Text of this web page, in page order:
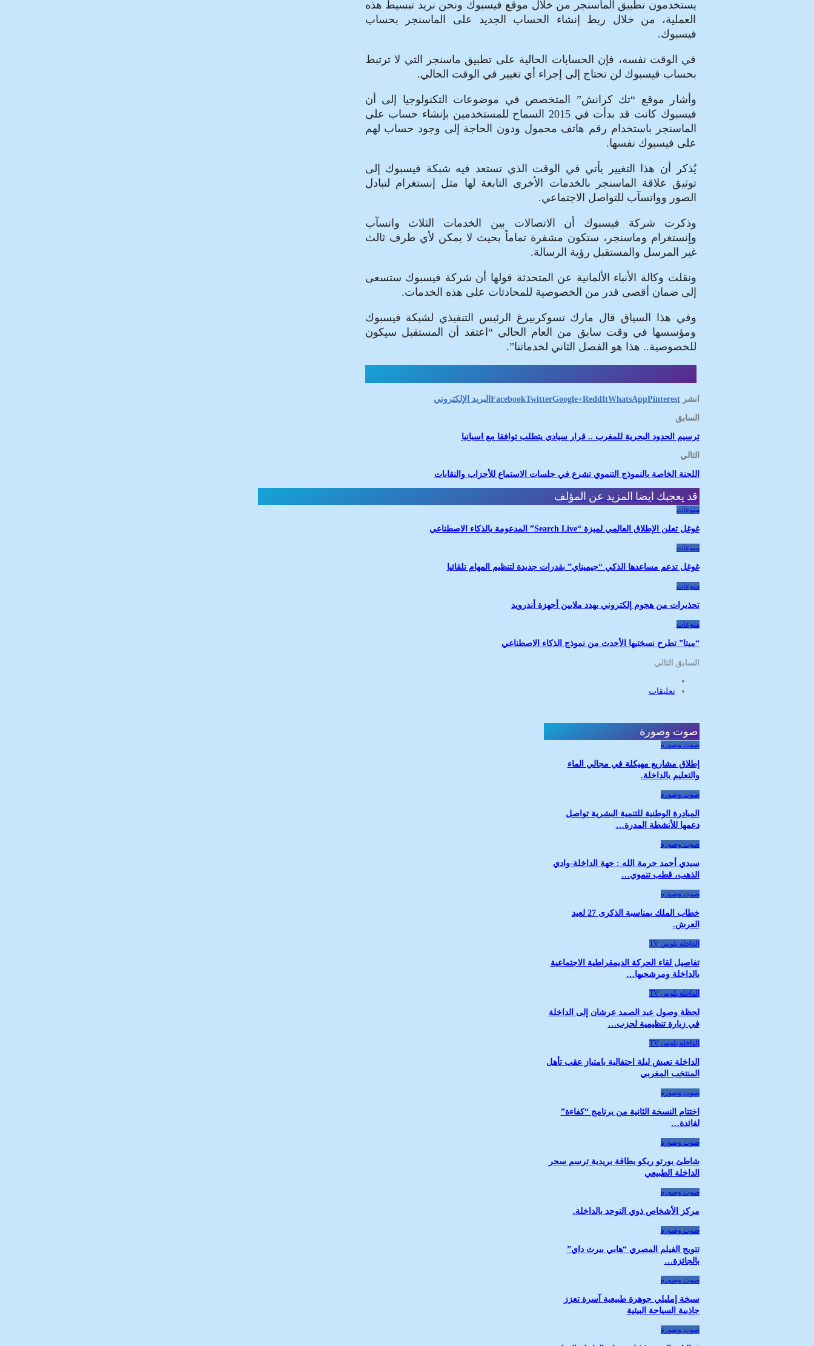
يستخدمون تطبيق الماسنجر من خلال موقع فيسبوك ونحن نريد تبسيط هذه
العملية، من خلال ربط إنشاء الحساب الجديد على الماسنجر بحساب
فيسبوك.
في الوقت نفسه، فإن الحسابات الحالية على تطبيق ماسنجر التي لا ترتبط
بحساب فيسبوك لن تحتاج إلى إجراء أي تغيير في الوقت الحالي.
وأشار موقع “تك كرانش” المتخصص في موضوعات التكنولوجيا إلى أن
فيسبوك كانت قد بدأت في 2015 السماح للمستخدمين بإنشاء حساب على
الماسنجر باستخدام رقم هاتف محمول ودون الحاجة إلى وجود حساب لهم
على فيسبوك نفسها.
يُذكر أن هذا التغيير يأتي في الوقت الذي تستعد فيه شبكة فيسبوك إلى
توثيق علاقة الماسنجر بالخدمات الأخرى التابعة لها مثل إنستغرام لتبادل
الصور وواتسآب للتواصل الاجتماعي.
وذكرت شركة فيسبوك أن الاتصالات بين الخدمات الثلاث واتسآب
وإنستغرام وماسنجر، ستكون مشفرة تماماً بحيث لا يمكن لأي طرف ثالث
غير المرسل والمستقبل رؤية الرسالة.
ونقلت وكالة الأنباء الألمانية عن المتحدثة قولها أن شركة فيسبوك ستسعى
إلى ضمان أقصى قدر من الخصوصية للمحادثات على هذه الخدمات.
وفي هذا السياق قال مارك تسوكربيرغ الرئيس التنفيذي لشبكة فيسبوك
ومؤسسها في وقت سابق من العام الحالي “اعتقد أن المستقبل سيكون
للخصوصية.. هذا هو الفصل الثاني لخدماتنا”.
انشر FacebookTwitterGoogle+ReddItWhatsAppPinterest البريد الإلكتروني
السابق
ترسيم الحدود البحرية للمغرب .. قرار سيادي يتطلب توافقا مع اسبانيا
التالي
اللجنة الخاصة بالنموذج التنموي تشرع في جلسات الاستماع للأحزاب والنقابات
قد يعجبك ايضا المزيد عن المؤلف
منوعات
غوغل تعلن الإطلاق العالمي لميزة “Search Live” المدعومة بالذكاء الاصطناعي
منوعات
غوغل تدعم مساعدها الذكي “جيميناي” بقدرات جديدة لتنظيم المهام تلقائيا
منوعات
تحذيرات من هجوم إلكتروني يهدد ملايين أجهزة أندرويد
منوعات
“ميتا” تطرح نسختيها الأحدث من نموذج الذكاء الاصطناعي
السابق التالي
تعليقات
صوت وصورة
صوت وصورة
إطلاق مشاريع مهيكلة في مجالي الماء
والتعليم بالداخلة.
صوت وصورة
المبادرة الوطنية للتنمية البشرية تواصل
دعمها للأنشطة المدرة…
صوت وصورة
سيدي أحمد حرمة الله : جهة الداخلة-وادي
الذهب، قطب تنموي…
صوت وصورة
خطاب الملك بمناسبة الذكرى 27 لعيد
العرش.
الداخلة بلوس TV
تفاصيل لقاء الحركة الديمقراطية الاجتماعية
بالداخلة ومرشحيها…
الداخلة بلوس TV
لحظة وصول عبد الصمد عرشان إلى الداخلة
في زيارة تنظيمية لحزب…
الداخلة بلوس TV
الداخلة تعيش ليلة احتفالية بامتياز عقب تأهل
المنتخب المغربي
صوت وصورة
اختتام النسخة الثانية من برنامج “كفاءة”
لفائدة…
صوت وصورة
شاطئ بورتو ريكو بطاقة بريدية ترسم سحر
الداخلة الطبيعي
صوت وصورة
مركز الأشخاص ذوي التوحد بالداخلة.
صوت وصورة
تتويج الفيلم المصري “هابي بيرث داي”
بالجائزة…
صوت وصورة
سبخة إمليلي جوهرة طبيعية آسرة تعزز
جاذبية السياحة البيئية
صوت وصورة